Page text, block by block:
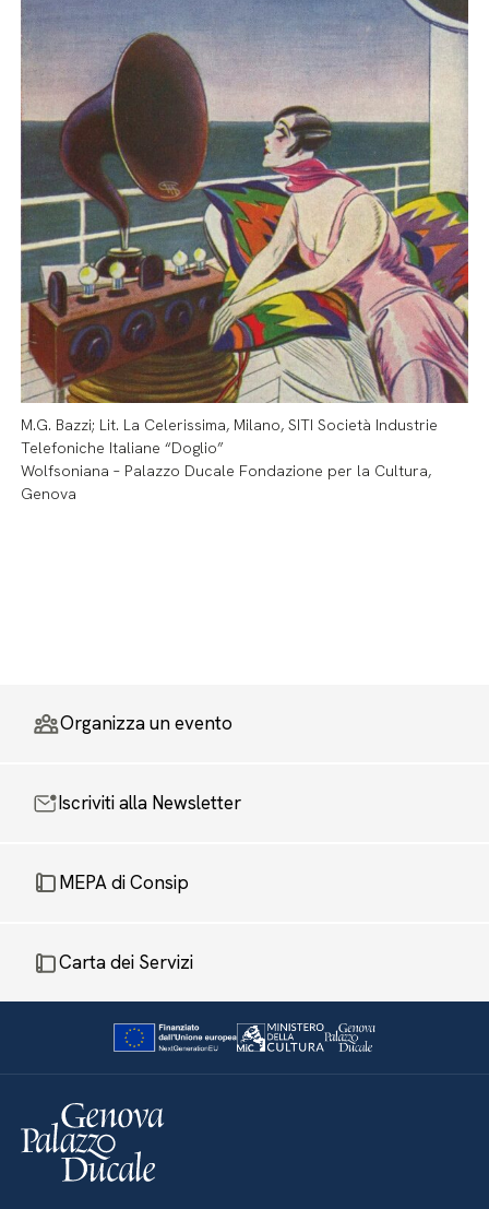
M.G. Bazzi; Lit. La Celerissima, Milano, SITI Società Industrie
Telefoniche Italiane “Doglio”
Wolfsoniana – Palazzo Ducale Fondazione per la Cultura,
Genova
Organizza un evento
Iscriviti alla Newsletter
MEPA di Consip
Carta dei Servizi